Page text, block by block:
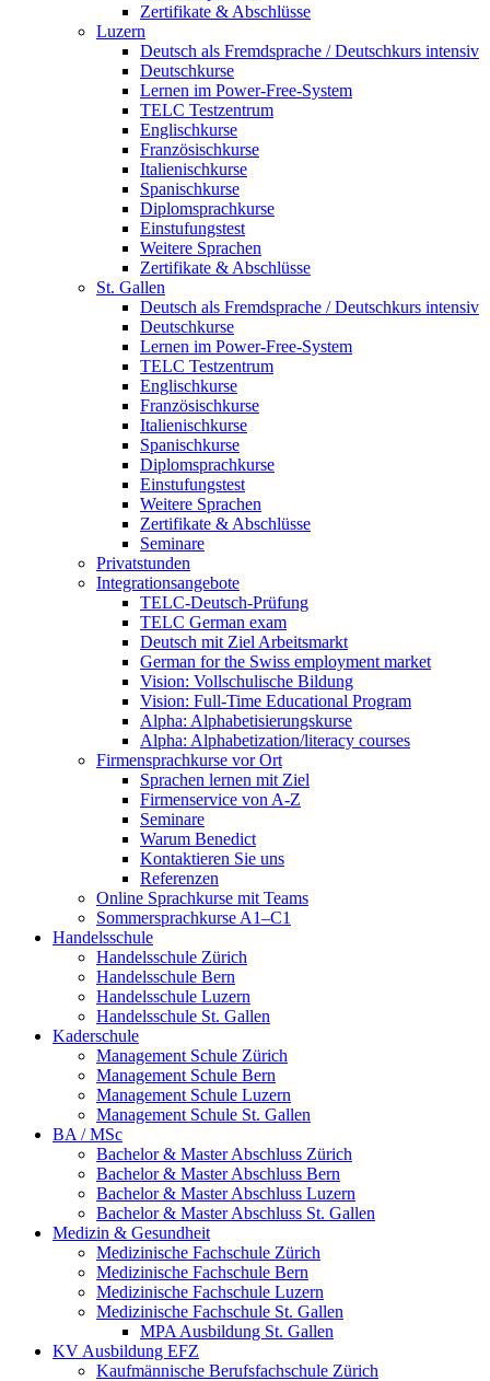
Zertifikate & Abschlüsse
Luzern
Deutsch als Fremdsprache / Deutschkurs intensiv
Deutschkurse
Lernen im Power-Free-System
TELC Testzentrum
Englischkurse
Französischkurse
Italienischkurse
Spanischkurse
Diplomsprachkurse
Einstufungstest
Weitere Sprachen
Zertifikate & Abschlüsse
St. Gallen
Deutsch als Fremdsprache / Deutschkurs intensiv
Deutschkurse
Lernen im Power-Free-System
TELC Testzentrum
Englischkurse
Französischkurse
Italienischkurse
Spanischkurse
Diplomsprachkurse
Einstufungstest
Weitere Sprachen
Zertifikate & Abschlüsse
Seminare
Privatstunden
Integrationsangebote
TELC-Deutsch-Prüfung
TELC German exam
Deutsch mit Ziel Arbeitsmarkt
German for the Swiss employment market
Vision: Vollschulische Bildung
Vision: Full-Time Educational Program
Alpha: Alphabetisierungskurse
Alpha: Alphabetization/literacy courses
Firmensprachkurse vor Ort
Sprachen lernen mit Ziel
Firmenservice von A-Z
Seminare
Warum Benedict
Kontaktieren Sie uns
Referenzen
Online Sprachkurse mit Teams
Sommersprachkurse A1–C1
Handelsschule
Handelsschule Zürich
Handelsschule Bern
Handelsschule Luzern
Handelsschule St. Gallen
Kaderschule
Management Schule Zürich
Management Schule Bern
Management Schule Luzern
Management Schule St. Gallen
BA / MSc
Bachelor & Master Abschluss Zürich
Bachelor & Master Abschluss Bern
Bachelor & Master Abschluss Luzern
Bachelor & Master Abschluss St. Gallen
Medizin & Gesundheit
Medizinische Fachschule Zürich
Medizinische Fachschule Bern
Medizinische Fachschule Luzern
Medizinische Fachschule St. Gallen
MPA Ausbildung St. Gallen
KV Ausbildung EFZ
Kaufmännische Berufsfachschule Zürich